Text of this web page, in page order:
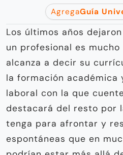
AgregaGuía
Los últimos años
un profesional es
alcanza a decir su
la formación académica
laboral con la que
destacará del resto por
tenga para afrontar y
espontáneas que en